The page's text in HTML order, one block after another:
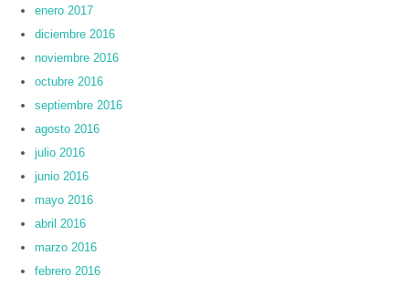
enero 2017
diciembre 2016
noviembre 2016
octubre 2016
septiembre 2016
agosto 2016
julio 2016
junio 2016
mayo 2016
abril 2016
marzo 2016
febrero 2016